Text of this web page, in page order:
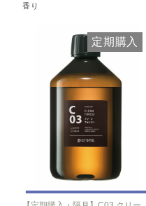
香り
定期購入